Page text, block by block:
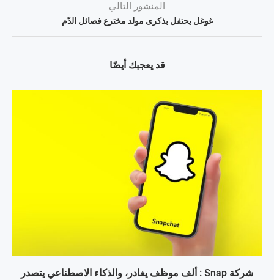
المنشور التالي
غوغل يحتفل بذكرى مولد مخترع فصائل الدّم
قد يعجبك أيضًا
شركة Snap : ألف موظف يغادر، والذكاء الاصطناعي يتصدر